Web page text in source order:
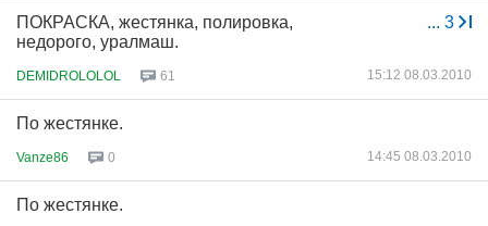
... 3
ПОКРАСКА, жестянка, полировка,
недорого, уралмаш.
DEMIDROLOLOL 61 15:12 08.03.2010
По жестянке.
Vanze86 0 14:45 08.03.2010
По жестянке.